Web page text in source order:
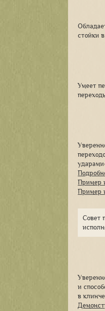
стойки
Умеет
Пример
Пример
Совет
и
в